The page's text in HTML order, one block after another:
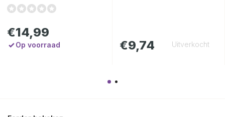
€14,99
Op voorraad €9,74 Uitverkocht